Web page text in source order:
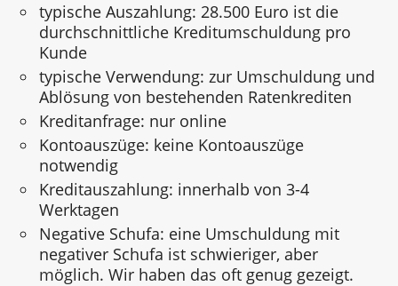
typische Auszahlung: 28.500 Euro ist die
durchschnittliche Kreditumschuldung pro
Kunde
typische Verwendung: zur Umschuldung und
Ablösung von bestehenden Ratenkrediten
Kreditanfrage: nur online
Kontoauszüge: keine Kontoauszüge
notwendig
Kreditauszahlung: innerhalb von 3-4
Werktagen
Negative Schufa: eine Umschuldung mit
negativer Schufa ist schwieriger, aber
möglich. Wir haben das oft genug gezeigt.